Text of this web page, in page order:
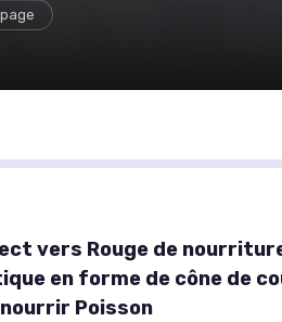
vers Rouge de
en forme de cône de
Poisson